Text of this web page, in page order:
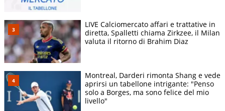
LIVE Calciomercato affari e trattative in
diretta, Spalletti chiama Zirkzee, il Milan
valuta il ritorno di Brahim Diaz
Montreal, Darderi rimonta Shang e vede
aprirsi un tabellone intrigante: "Penso
solo a Borges, ma sono felice del mio
livello"